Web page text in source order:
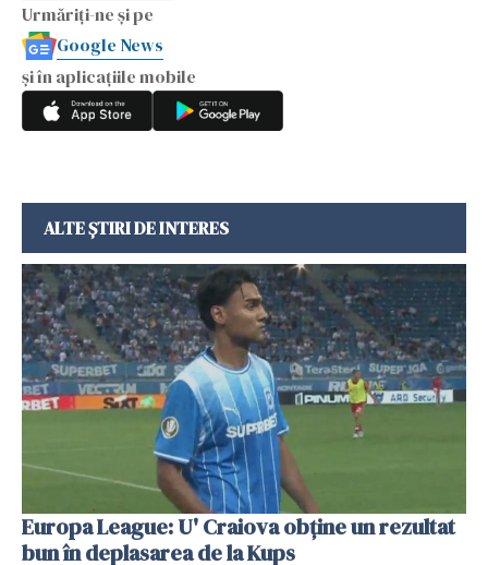
Urmăriți-ne și pe
Google News
și în aplicațiile mobile
ALTE ȘTIRI DE INTERES
Europa League: U' Craiova obține un rezultat
bun în deplasarea de la Kups